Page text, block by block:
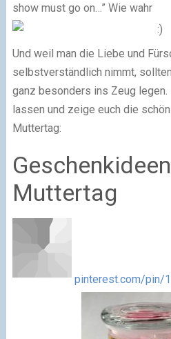
show must go on…” Wie wahr
Und weil man die Liebe und
selbstverständlich nimmt,
ganz besonders ins Zeug
lassen und zeige euch die
Muttertag:
Muttertag
pinterest.com/pin/